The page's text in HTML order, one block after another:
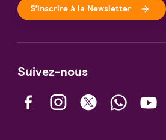
S’inscrire à la Newsletter
Suivez-nous